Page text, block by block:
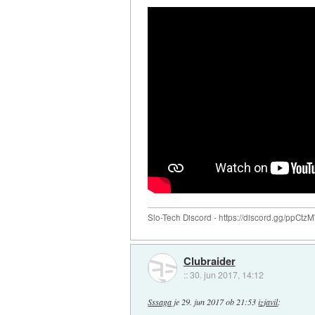
Slo-Tech Discord - https://discord.gg/
Clubraider
::30. jun 2017, 14:12
Sssaga je 29. jun 2017 ob 21:53 izjavil: